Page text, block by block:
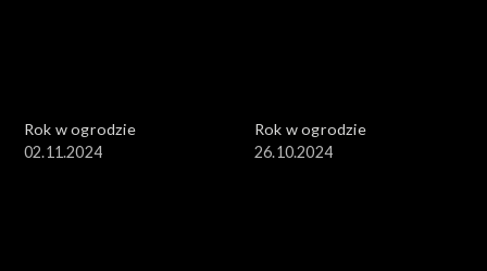
Rok w ogrodzie
02.11.2024
Rok w ogrodzie
26.10.2024